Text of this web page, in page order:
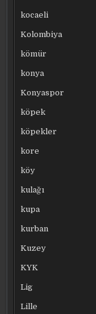
kocaeli
Kolombiya
kömür
konya
Konyaspor
köpek
köpekler
kore
köy
kulağı
kupa
kurban
Kuzey
KYK
Lig
Lille